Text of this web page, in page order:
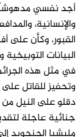
أجد نفسي مدهوشاً
والإنسانية،
القبور، وكأن على
البيانات
في مثل هذه
وتحفيز للقاتل
دقلو على النيل من
جنائية عاجلة